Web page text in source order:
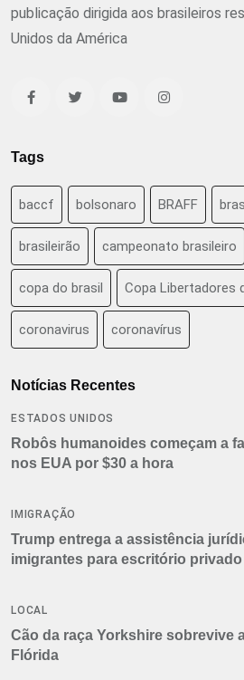
publicação dirigida aos brasileiros
Unidos da América
Tags
baccf bolsonaro BRAFF
brasileirão campeonato brasileiro
copa do brasil Copa Libertadores
coronavirus coronavírus
Notícias Recentes
ESTADOS UNIDOS
Robôs humanoides começam a
nos EUA por $30 a hora
IMIGRAÇÃO
Trump entrega a assistência
imigrantes para escritório
LOCAL
Cão da raça Yorkshire sobrevive
Flórida